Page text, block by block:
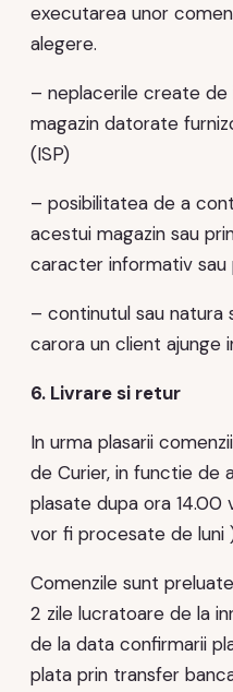
executarea unor
alegere.
– neplacerile create de
magazin datorate
(ISP)
– posibilitatea de a
acestui magazin sau
caracter informativ sau
– continutul sau natura
carora un client ajunge
6. Livrare si retur
In urma plasarii
de Curier, in functie de
plasate dupa ora 14.00
vor fi procesate de luni
Comenzile sunt
2 zile lucratoare de la
de la data confirmarii
plata prin transfer